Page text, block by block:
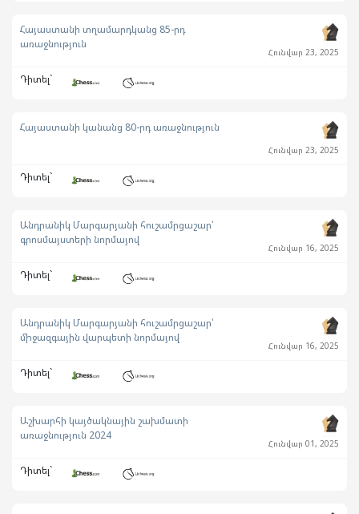
Հայաստանի տղամարդկանց 85-րդ
առաջնություն
Հունվար 23, 2025
Դիտել`
Հայաստանի կանանց 80-րդ առաջնություն
Հունվար 23, 2025
Դիտել`
Անդրանիկ Մարգարյանի հուշամրցաշար՝
գրոսմայստերի նորմայով
Հունվար 16, 2025
Դիտել`
Անդրանիկ Մարգարյանի հուշամրցաշար՝
միջազգային վարպետի նորմայով
Հունվար 16, 2025
Դիտել`
Աշխարհի կայծակնային շախմատի
առաջնություն 2024
Հունվար 01, 2025
Դիտել`